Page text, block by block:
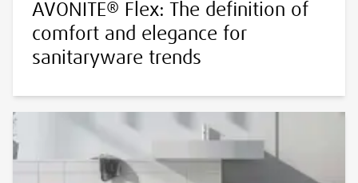
AVONITE® Flex: The definition of
comfort and elegance for
sanitaryware trends